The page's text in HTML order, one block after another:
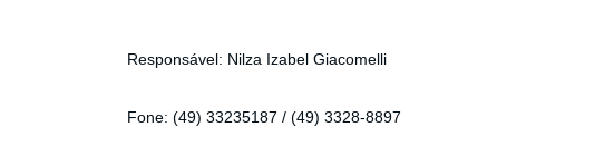
Responsável: Nilza Izabel Giacomelli
Fone: (49) 33235187 / (49) 3328-8897